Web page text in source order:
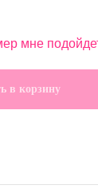
мне
в корзину